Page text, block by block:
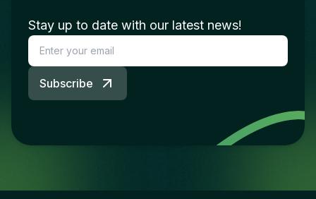
Stay up to date with our latest news!
Subscribe